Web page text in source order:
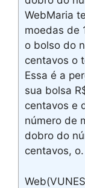
WebMaria
moedas de
o bolso do
centavos o
Essa é a
sua bolsa
centavos e
número de
dobro do
centavos, o.